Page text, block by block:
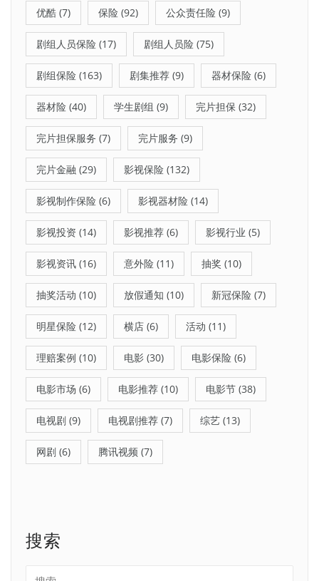
优酷 (7) 保险 (92) 公众责任险 (9)
剧组人员保险 (17) 剧组人员险 (75)
剧组保险 (163) 剧集推荐 (9) 器材保险 (6)
器材险 (40) 学生剧组 (9) 完片担保 (32)
完片担保服务 (7) 完片服务 (9)
完片金融 (29) 影视保险 (132)
影视制作保险 (6) 影视器材险 (14)
影视投资 (14) 影视推荐 (6) 影视行业 (5)
影视资讯 (16) 意外险 (11) 抽奖 (10)
抽奖活动 (10) 放假通知 (10) 新冠保险 (7)
明星保险 (12) 横店 (6) 活动 (11)
理赔案例 (10) 电影 (30) 电影保险 (6)
电影市场 (6) 电影推荐 (10) 电影节 (38)
电视剧 (9) 电视剧推荐 (7) 综艺 (13)
网剧 (6) 腾讯视频 (7)
搜索